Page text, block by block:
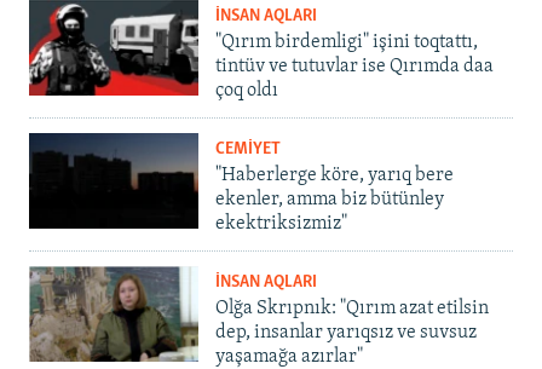
İNSAN AQLARI
"Qırım birdemligi" işini toqtattı,
tintüv ve tutuvlar ise Qırımda daa
çoq oldı
CEMİYET
"Haberlerge köre, yarıq bere
ekenler, amma biz bütünley
ekektriksizmiz"
İNSAN AQLARI
Olğa Skrıpnık: "Qırım azat etilsin
dep, insanlar yarıqsız ve suvsuz
yaşamağa azırlar"